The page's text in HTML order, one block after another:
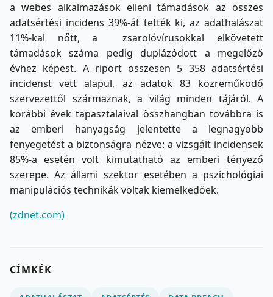
a webes alkalmazások elleni támadások az összes
adatsértési incidens 39%-át tették ki, az adathalászat
11%-kal nőtt, a zsarolóvírusokkal elkövetett
támadások száma pedig duplázódott a megelőző
évhez képest. A riport összesen 5 358 adatsértési
incidenst vett alapul, az adatok 83 közreműködő
szervezettől származnak, a világ minden tájáról. A
korábbi évek tapasztalaival összhangban továbbra is
az emberi hanyagság jelentette a legnagyobb
fenyegetést a biztonságra nézve: a vizsgált incidensek
85%-a esetén volt kimutatható az emberi tényező
szerepe. Az állami szektor esetében a pszichológiai
manipulációs technikák voltak kiemelkedőek.
(zdnet.com)
CÍMKÉK